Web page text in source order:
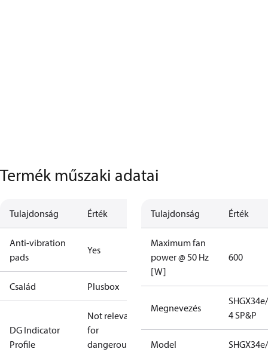
Termék műszaki adatai
Tulajdonság Érték
Anti-vibration
pads
Yes
Család Plusbox
DG Indicator
Profile
Not relevant
for
dangerous
Tulajdonság Érték
Maximum fan
power @ 50 Hz
[W]
600
Megnevezés
4 SP&P
Model